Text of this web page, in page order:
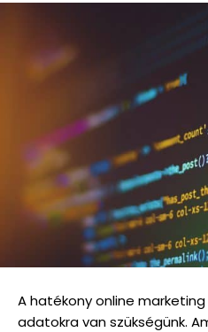
A hatékony online
adatokra van szükségünk.